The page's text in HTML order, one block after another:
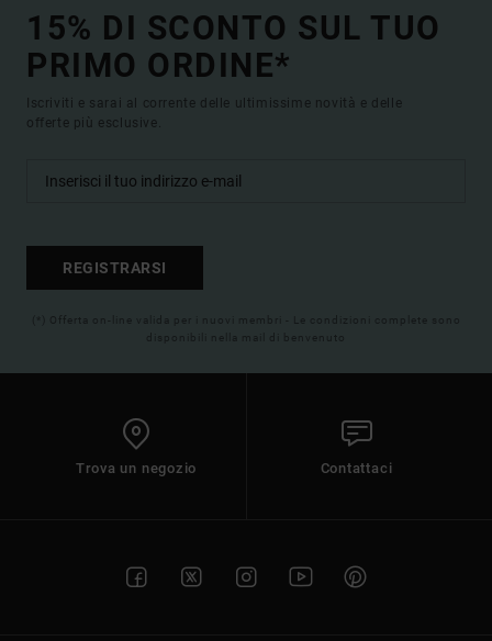
15% DI SCONTO SUL TUO
PRIMO ORDINE*
Iscriviti e sarai al corrente delle ultimissime novità e delle
offerte più esclusive.
REGISTRARSI
(*) Offerta on-line valida per i nuovi membri - Le condizioni complete sono
disponibili nella mail di benvenuto
Trova un negozio Contattaci